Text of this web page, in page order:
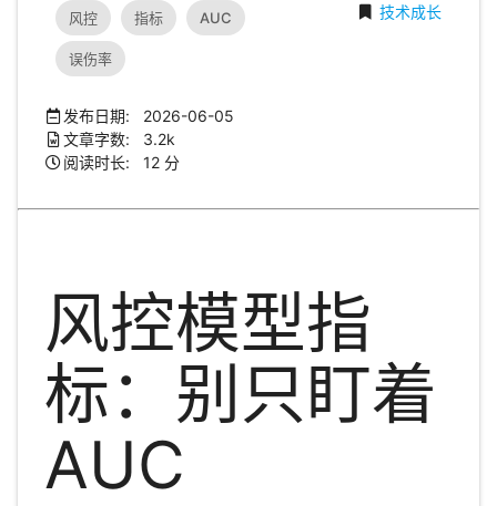
风控 指标 AUC
误伤率
技术成长
发布日期: 2026-06-05
文章字数: 3.2k
阅读时长: 12 分
风控模型指
标：别只盯着
AUC